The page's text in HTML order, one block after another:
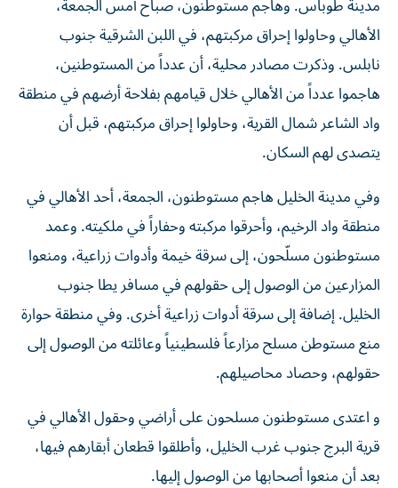
الأهالي وحاولوا إحراق مركبتهم، في اللبن الشرقية جنوب
نابلس. وذكرت مصادر محلية، أن عدداً من المستوطنين،
هاجموا عدداً من الأهالي خلال قيامهم بفلاحة أرضهم في منطقة
واد الشاعر شمال القرية، وحاولوا إحراق مركبتهم، قبل أن
يتصدى لهم السكان.
وفي مدينة الخليل هاجم مستوطنون، الجمعة، أحد الأهالي في
منطقة واد الرخيم، وأحرقوا مركبته وحفاراً في ملكيته. وعمد
مستوطنون مسلّحون، إلى سرقة خيمة وأدوات زراعية، ومنعوا
المزارعين من الوصول إلى حقولهم في مسافر يطا جنوب
الخليل. إضافة إلى سرقة أدوات زراعية أخرى. وفي منطقة حوارة
منع مستوطن مسلح مزارعاً فلسطينياً وعائلته من الوصول إلى
حقولهم، وحصاد محاصيلهم.
و اعتدى مستوطنون مسلحون على أراضي وحقول الأهالي في
قرية البرج جنوب غرب الخليل، وأطلقوا قطعان أبقارهم فيها،
بعد أن منعوا أصحابها من الوصول إليها.